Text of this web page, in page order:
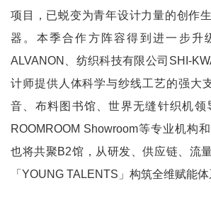
项目，已蜕变为青年设计力量的创作
器。本季合作方阵容得到进一步升
ALVANON、纺织科技有限公司SHI-
计师提供人体科学与纱线工艺的强大
音、布料图书馆、世界无缝针织机领
ROOMROOM Showroom等专业机构
也将共聚B2馆，从研发、供应链、流
「YOUNG TALENTS」构筑全维赋能体